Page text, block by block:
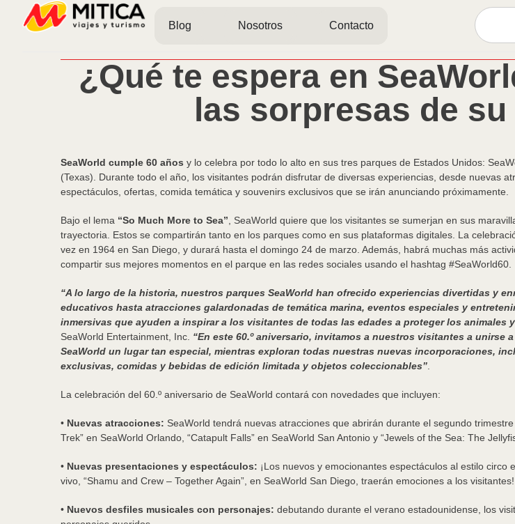
Blog Nosotros Contacto
¿Qué te espera en
las sorpresas de
SeaWorld cumple 60 años y lo celebra por todo lo alto en sus tres parques de Estados Unidos:
(Texas). Durante todo el año, los visitantes podrán disfrutar de diversas experiencias, desde nuevas
espectáculos, ofertas, comida temática y souvenirs exclusivos que se irán anunciando próximamente.
Bajo el lema “So Much More to Sea” , SeaWorld quiere que los visitantes se sumerjan en sus
trayectoria. Estos se compartirán tanto en los parques como en sus plataformas digitales. La
vez en 1964 en San Diego, y durará hasta el domingo 24 de marzo. Además, habrá muchas más
compartir sus mejores momentos en el parque en las redes sociales usando el hashtag #SeaWorld60.
“A lo largo de la historia, nuestros parques SeaWorld han ofrecido experiencias divertidas y
educativos hasta atracciones galardonadas de temática marina, eventos especiales y
inmersivas que ayuden a inspirar a los visitantes de todas las edades a proteger los animales
SeaWorld Entertainment, Inc. “En este 60.º aniversario, invitamos a nuestros visitantes a
SeaWorld un lugar tan especial, mientras exploran todas nuestras nuevas incorporaciones,
exclusivas, comidas y bebidas de edición limitada y objetos coleccionables”
La celebración del 60.º aniversario de SeaWorld contará con novedades que incluyen:
• Nuevas atracciones: SeaWorld tendrá nuevas atracciones que abrirán durante el segundo
Trek” en SeaWorld Orlando, “Catapult Falls” en SeaWorld San Antonio y “Jewels of the Sea: The
• Nuevas presentaciones y espectáculos: ¡Los nuevos y emocionantes espectáculos al estilo
vivo, “Shamu and Crew – Together Again”, en SeaWorld San Diego, traerán emociones a los visitantes!
• Nuevos desfiles musicales con personajes: debutando durante el verano estadounidense, los